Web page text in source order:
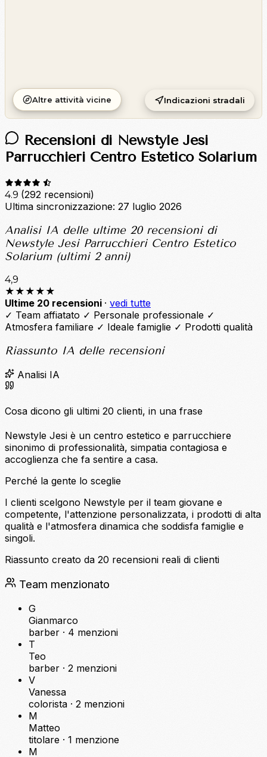
Altre attività vicine Indicazioni stradali
Recensioni di Newstyle Jesi
Parrucchieri Centro Estetico Solarium
4.9 (292 recensioni)
Ultima sincronizzazione: 27 luglio 2026
Analisi IA delle ultime 20 recensioni di
Newstyle Jesi Parrucchieri Centro Estetico
Solarium (ultimi 2 anni)
4,9
★★★★★
Ultime 20 recensioni · vedi tutte
✓ Team affiatato ✓ Personale professionale ✓
Atmosfera familiare ✓ Ideale famiglie ✓ Prodotti qualità
Riassunto IA delle recensioni
Analisi IA
Cosa dicono gli ultimi 20 clienti, in una frase
Newstyle Jesi è un centro estetico e parrucchiere
sinonimo di professionalità, simpatia contagiosa e
accoglienza che fa sentire a casa.
Perché la gente lo sceglie
I clienti scelgono Newstyle per il team giovane e
competente, l'attenzione personalizzata, i prodotti di alta
qualità e l'atmosfera dinamica che soddisfa famiglie e
singoli.
Riassunto creato da 20 recensioni reali di clienti
Team menzionato
G
Gianmarco
barber · 4 menzioni
T
Teo
barber · 2 menzioni
V
Vanessa
colorista · 2 menzioni
M
Matteo
titolare · 1 menzione
M